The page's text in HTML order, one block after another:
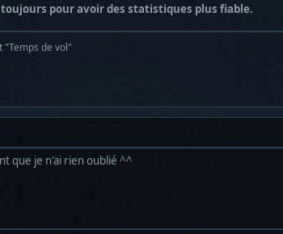
pour avoir des statistiques plus fiable.
"Temps de vol"
que je n'ai rien oublié ^^